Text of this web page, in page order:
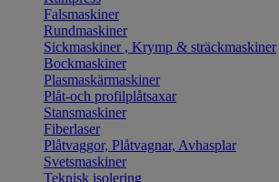
Falsmaskiner
Rundmaskiner
Sickmaskiner , Krymp & sträckmaskiner
Bockmaskiner
Plasmaskärmaskiner
Plåt-och profilplåtsaxar
Stansmaskiner
Fiberlaser
Plåtvaggor, Plåtvagnar, Avhasplar
Svetsmaskiner
Teknisk isolering